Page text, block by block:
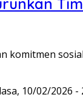
komitmen
10/02/2026 -